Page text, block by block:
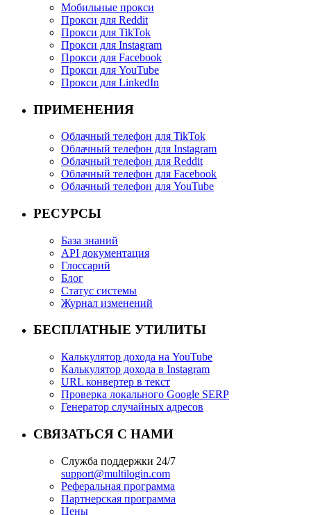
Мобильные прокси
Прокси для Reddit
Прокси для TikTok
Прокси для Instagram
Прокси для Facebook
Прокси для YouTube
Прокси для LinkedIn
ПРИМЕНЕНИЯ
Облачный телефон для TikTok
Облачный телефон для Instagram
Облачный телефон для Reddit
Облачный телефон для Facebook
Облачный телефон для YouTube
РЕСУРСЫ
База знаний
API документация
Глоссарий
Блог
Статус системы
Журнал изменений
БЕСПЛАТНЫЕ УТИЛИТЫ
Калькулятор дохода на YouTube
Калькулятор дохода в Instagram
URL конвертер в текст
Проверка локального Google SERP
Генератор случайных адресов
СВЯЗАТЬСЯ С НАМИ
Служба поддержки 24/7
support@multilogin.com
Реферальная программа
Партнерская программа
Цены